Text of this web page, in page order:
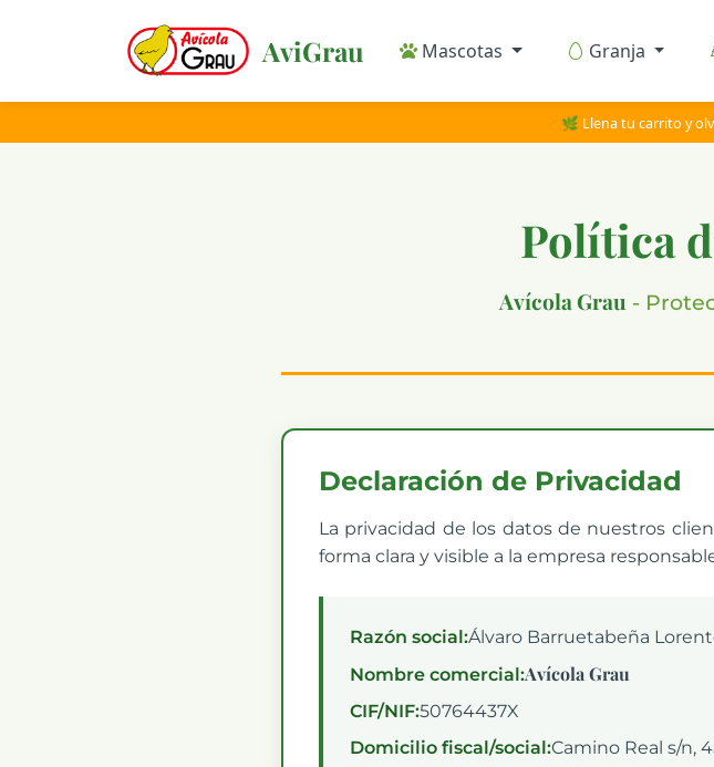
AviGrau Mascotas Granja
🌿 Llena tu carrito y
Política
Avícola Grau -
Declaración de Privacidad
La privacidad de los datos de nuestros
forma clara y visible a la empresa
Razón social:Álvaro Barruetabeña
Nombre comercial:Avícola Grau
CIF/NIF:50764437X
Domicilio fiscal/social:Camino Real s/n,